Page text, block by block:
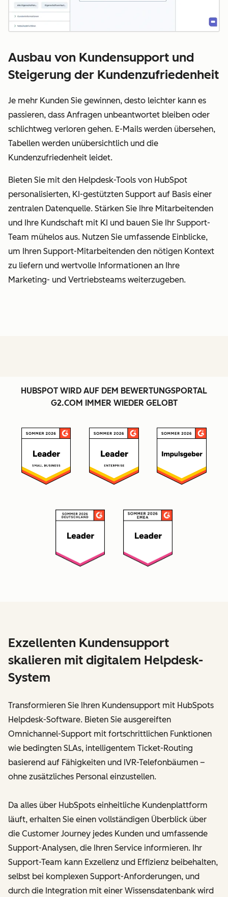
Ausbau von Kundensupport und
Steigerung der Kundenzufriedenheit
Je mehr Kunden Sie gewinnen, desto leichter kann es
passieren, dass Anfragen unbeantwortet bleiben oder
schlichtweg verloren gehen. E-Mails werden übersehen,
Tabellen werden unübersichtlich und die
Kundenzufriedenheit leidet.
Bieten Sie mit den Helpdesk-Tools von HubSpot
personalisierten, KI-gestützten Support auf Basis einer
zentralen Datenquelle. Stärken Sie Ihre Mitarbeitenden
und Ihre Kundschaft mit KI und bauen Sie Ihr Support-
Team mühelos aus. Nutzen Sie umfassende Einblicke,
um Ihren Support-Mitarbeitenden den nötigen Kontext
zu liefern und wertvolle Informationen an Ihre
Marketing- und Vertriebsteams weiterzugeben.
HUBSPOT WIRD AUF DEM BEWERTUNGSPORTAL
G2.COM IMMER WIEDER GELOBT
Exzellenten Kundensupport
skalieren mit digitalem Helpdesk-
System
Transformieren Sie Ihren Kundensupport mit HubSpots
Helpdesk-Software. Bieten Sie ausgereiften
Omnichannel-Support mit fortschrittlichen Funktionen
wie bedingten SLAs, intelligentem Ticket-Routing
basierend auf Fähigkeiten und IVR-Telefonbäumen –
ohne zusätzliches Personal einzustellen.
Da alles über HubSpots einheitliche Kundenplattform
läuft, erhalten Sie einen vollständigen Überblick über
die Customer Journey jedes Kunden und umfassende
Support-Analysen, die Ihren Service informieren. Ihr
Support-Team kann Exzellenz und Effizienz beibehalten,
selbst bei komplexen Support-Anforderungen, und
durch die Integration mit einer Wissensdatenbank wird